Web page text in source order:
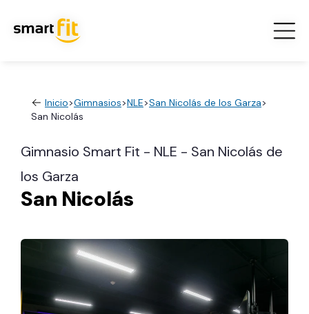
Inicio>Gimnasios>NLE>San Nicolás de los Garza>
San Nicolás
Gimnasio Smart Fit - NLE - San Nicolás de
los Garza
San Nicolás